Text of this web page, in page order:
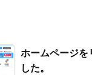
ホームページを
した。